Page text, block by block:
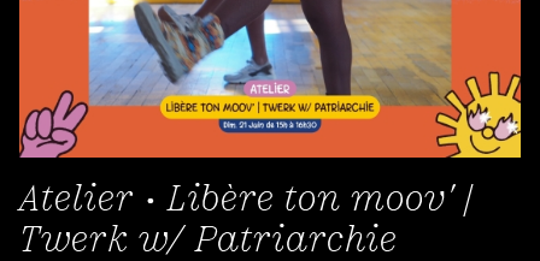
Atelier • Libère ton moov' |
Twerk w/ Patriarchie